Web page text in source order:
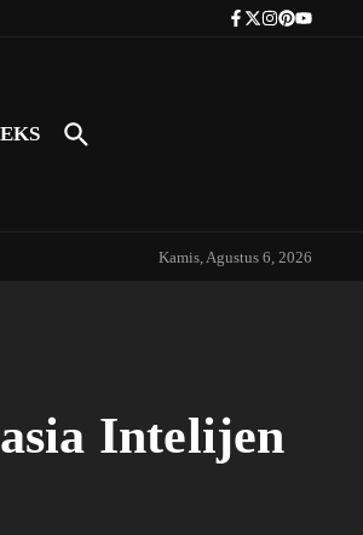
Tokoh Indonesia Pertama yang
Kamis, Agustus 6, 2026
Intelijen